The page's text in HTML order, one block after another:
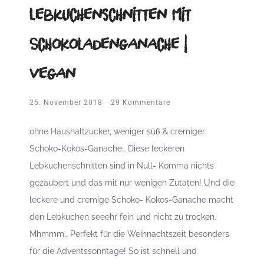
Lebkuchenschnitten mit
Schokoladenganache |
vegan
25. November 2018 29 Kommentare
ohne Haushaltzucker, weniger süß & cremiger
Schoko-Kokos-Ganache… Diese leckeren
Lebkuchenschnitten sind in Null- Komma nichts
gezaubert und das mit nur wenigen Zutaten! Und die
leckere und cremige Schoko- Kokos-Ganache macht
den Lebkuchen seeehr fein und nicht zu trocken.
Mhmmm… Perfekt für die Weihnachtszeit besonders
für die Adventssonntage! So ist schnell und